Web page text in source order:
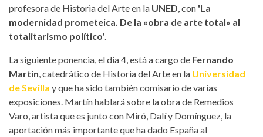
profesora de Historia del Arte en la UNED, con 'La
modernidad prometeica. De la «obra de arte total» al
totalitarismo político'.
La siguiente ponencia, el día 4, está a cargo de Fernando
Martín, catedrático de Historia del Arte en la Universidad
de Sevilla y que ha sido también comisario de varias
exposiciones. Martín hablará sobre la obra de Remedios
Varo, artista que es junto con Miró, Dalí y Domínguez, la
aportación más importante que ha dado España al